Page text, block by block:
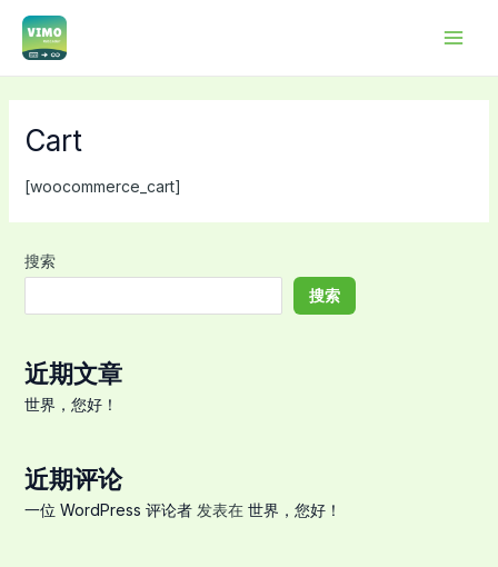
Cart
[woocommerce_cart]
搜索
搜索
近期文章
世界，您好！
近期评论
一位 WordPress 评论者发表在 世界，您好！